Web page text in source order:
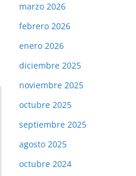
marzo 2026
febrero 2026
enero 2026
diciembre 2025
noviembre 2025
octubre 2025
septiembre 2025
agosto 2025
octubre 2024